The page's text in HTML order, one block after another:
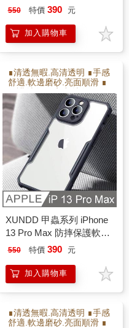
藍
550 特價 390 元
加入購物車
∎清透無暇.高清透明 ∎手感
舒適.軟邊磨砂.亮面順滑 ∎
保護射像頭.高出射像頭2M
M ∎防撞耐摔.增加氣囊瓦
解充擊力 ∎軟硬雙倍保護
XUNDD 甲蟲系列 iPhone
13 Pro Max 防摔保護軟殼
炫酷黑
550 特價 390 元
加入購物車
∎清透無暇.高清透明 ∎手感
舒適.軟邊磨砂.亮面順滑 ∎